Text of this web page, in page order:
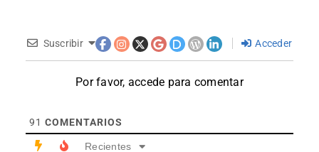
Suscribir Acceder
Por favor, accede para comentar
91 COMENTARIOS
Recientes